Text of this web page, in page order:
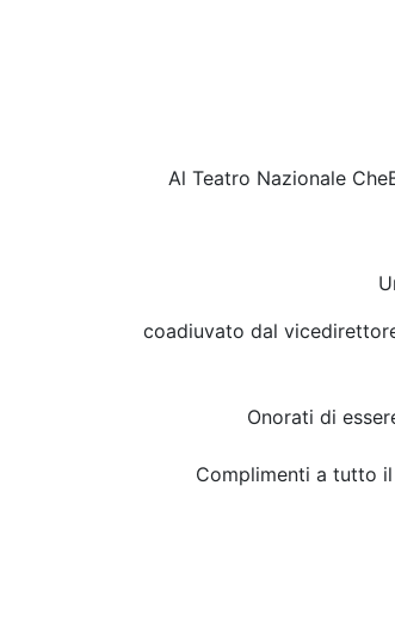
Al Teatro Nazionale
coadiuvato dal
Onorati di
Complimenti a tutto